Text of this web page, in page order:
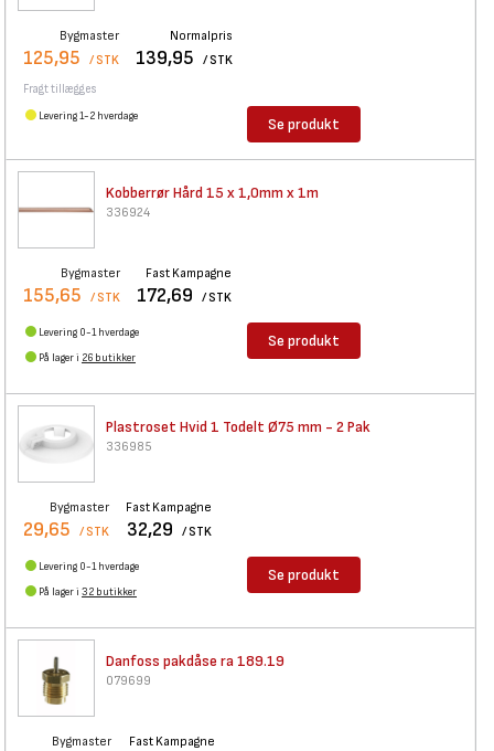
Bygmaster
125,95 / STK
Normalpris
139,95 / STK
Fragt tillægges
Levering 1-2 hverdage Se produkt
Kobberrør Hård 15 x 1,0mm x 1m
336924
Bygmaster
155,65 / STK
Fast Kampagne
172,69 / STK
Levering 0-1 hverdage
På lager i 26 butikker
Se produkt
Plastroset Hvid 1 Todelt Ø75 mm - 2 Pak
336985
Bygmaster
29,65 / STK
Fast Kampagne
32,29 / STK
Levering 0-1 hverdage
På lager i 32 butikker
Se produkt
Danfoss pakdåse ra 189.19
079699
Bygmaster Fast Kampagne